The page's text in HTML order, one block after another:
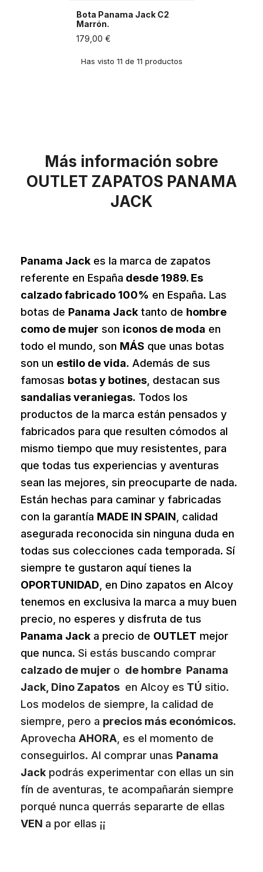
Bota Panama Jack C2
Marrón.
179,00 €
Has visto 11 de 11 productos
Más información sobre
OUTLET ZAPATOS PANAMA
JACK
Panama Jack es la marca de zapatos
referente en España desde 1989. Es
calzado fabricado 100% en España. Las
botas de Panama Jack tanto de hombre
como de mujer son iconos de moda en
todo el mundo, son MÁS que unas botas
son un estilo de vida. Además de sus
famosas botas y botines , destacan sus
sandalias veraniegas. Todos los
productos de la marca están pensados y
fabricados para que resulten cómodos al
mismo tiempo que muy resistentes, para
que todas tus experiencias y aventuras
sean las mejores, sin preocuparte de nada.
Están hechas para caminar y fabricadas
con la garantía MADE IN SPAIN , calidad
asegurada reconocida sin ninguna duda en
todas sus colecciones cada temporada. Sí
siempre te gustaron aquí tienes la
OPORTUNIDAD , en Dino zapatos en Alcoy
tenemos en exclusiva la marca a muy buen
precio, no esperes y disfruta de tus
Panama Jack a precio de OUTLET mejor
que nunca. Si estás buscando comprar
calzado de mujer o de hombre Panama
Jack, Dino Zapatos en Alcoy es TÚ sitio.
Los modelos de siempre, la calidad de
siempre, pero a precios más económicos.
Aprovecha AHORA , es el momento de
conseguirlos. Al comprar unas Panama
Jack podrás experimentar con ellas un sin
fín de aventuras, te acompañarán siempre
porqué nunca querrás separarte de ellas
VEN a por ellas ¡¡